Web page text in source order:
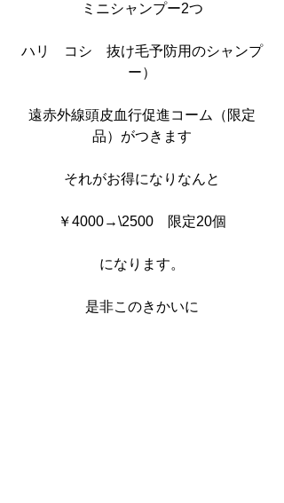
ミニシャンプー2つ
ハリ　コシ　抜け毛予防用のシャンプ
ー）
遠赤外線頭皮血行促進コーム（限定
品）がつきます
それがお得になりなんと
￥4000→\2500　限定20個
になります。
是非このきかいに